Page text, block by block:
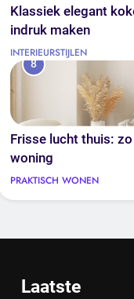
Klassiek elegant
indruk maken
INTERIEURSTIJLEN
8
Frisse lucht thuis:
woning
PRAKTISCH WONEN
Laatste